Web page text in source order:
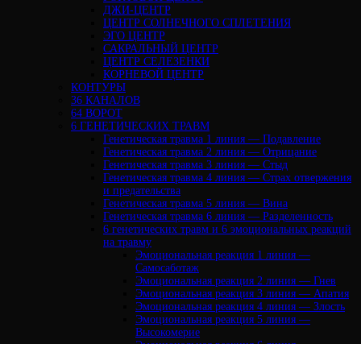
ДЖИ-ЦЕНТР
ЦЕНТР СОЛНЕЧНОГО СПЛЕТЕНИЯ
ЭГО ЦЕНТР
САКРАЛЬНЫЙ ЦЕНТР
ЦЕНТР СЕЛЕЗЕНКИ
КОРНЕВОЙ ЦЕНТР
КОНТУРЫ
36 КАНАЛОВ
64 ВОРОТ
6 ГЕНЕТИЧЕСКИХ ТРАВМ
Генетическая травма 1 линия — Подавление
Генетическая травма 2 линия — Отрицание
Генетическая травма 3 линия — Стыд
Генетическая травма 4 линия — Страх отвержения
и предательства
Генетическая травма 5 линия — Вина
Генетическая травма 6 линия — Разделенность
6 генетических травм и 6 эмоциональных реакций
на травму
Эмоциональная реакция 1 линия —
Самосаботаж
Эмоциональная реакция 2 линия — Гнев
Эмоциональная реакция 3 линия — Апатия
Эмоциональная реакция 4 линия — Злость
Эмоциональная реакция 5 линия —
Высокомерие